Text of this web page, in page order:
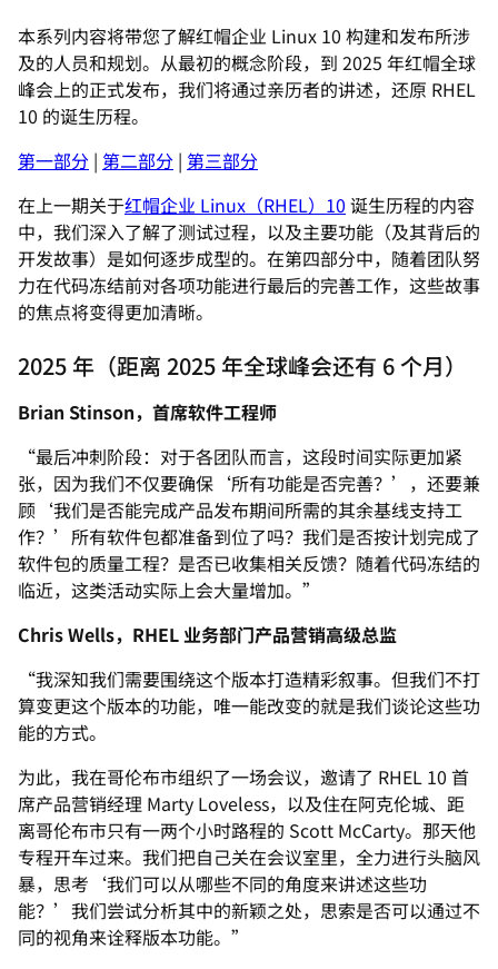
本系列内容将带您了解红帽企业 Linux 10 构建和发布所涉
及的人员和规划。从最初的概念阶段，到 2025 年红帽全球
峰会上的正式发布，我们将通过亲历者的讲述，还原 RHEL
10 的诞生历程。
第一部分 | 第二部分 | 第三部分
在上一期关于红帽企业 Linux（RHEL）10 诞生历程的内容
中，我们深入了解了测试过程，以及主要功能（及其背后的
开发故事）是如何逐步成型的。在第四部分中，随着团队努
力在代码冻结前对各项功能进行最后的完善工作，这些故事
的焦点将变得更加清晰。
2025 年（距离 2025 年全球峰会还有 6 个月）
Brian Stinson，首席软件工程师
“最后冲刺阶段：对于各团队而言，这段时间实际更加紧
张，因为我们不仅要确保‘所有功能是否完善？’，还要兼
顾‘我们是否能完成产品发布期间所需的其余基线支持工
作？’所有软件包都准备到位了吗？我们是否按计划完成了
软件包的质量工程？是否已收集相关反馈？随着代码冻结的
临近，这类活动实际上会大量增加。”
Chris Wells，RHEL 业务部门产品营销高级总监
“我深知我们需要围绕这个版本打造精彩叙事。但我们不打
算变更这个版本的功能，唯一能改变的就是我们谈论这些功
能的方式。
为此，我在哥伦布市组织了一场会议，邀请了 RHEL 10 首
席产品营销经理 Marty Loveless，以及住在阿克伦城、距
离哥伦布市只有一两个小时路程的 Scott McCarty。那天他
专程开车过来。我们把自己关在会议室里，全力进行头脑风
暴，思考‘我们可以从哪些不同的角度来讲述这些功
能？’我们尝试分析其中的新颖之处，思索是否可以通过不
同的视角来诠释版本功能。”